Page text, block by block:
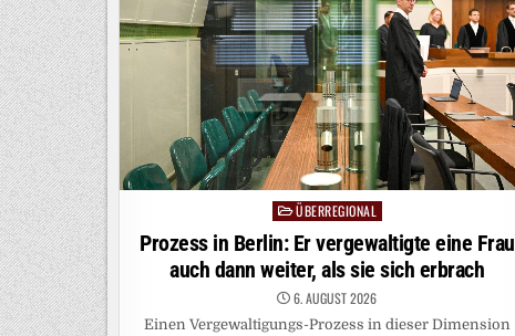
Posted
in
ÜBERREGIONAL
Prozess in Berlin: Er vergewaltigte eine Frau
auch dann weiter, als sie sich erbrach
6. AUGUST 2026
Einen Vergewaltigungs-Prozess in dieser Dimension